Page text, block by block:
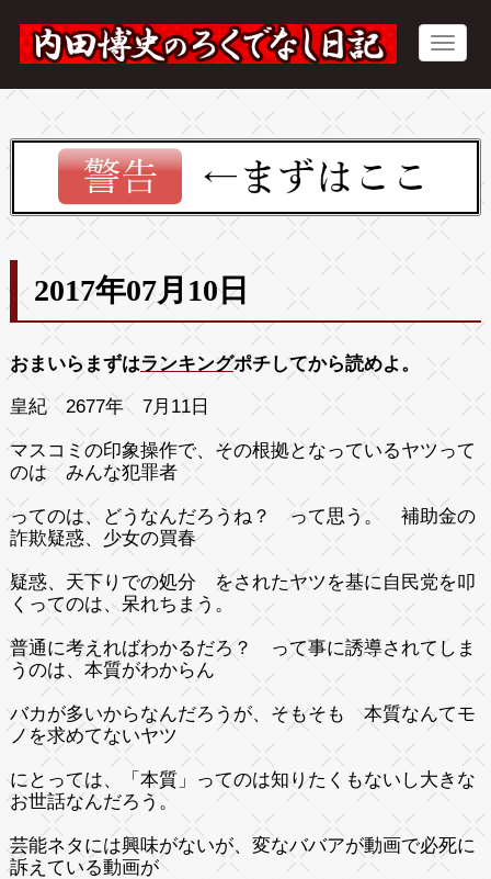
2017年07月10日
おまいらまずはランキングポチしてから読めよ。
皇紀 2677年 7月11日
マスコミの印象操作で、その根拠となっているヤツって
のは みんな犯罪者
ってのは、どうなんだろうね？ って思う。 補助金の
詐欺疑惑、少女の買春
疑惑、天下りでの処分 をされたヤツを基に自民党を叩
くってのは、呆れちまう。
普通に考えればわかるだろ？ って事に誘導されてしま
うのは、本質がわからん
バカが多いからなんだろうが、そもそも 本質なんてモ
ノを求めてないヤツ
にとっては、「本質」ってのは知りたくもないし大きな
お世話なんだろう。
芸能ネタには興味がないが、変なババアが動画で必死に
訴えている動画が